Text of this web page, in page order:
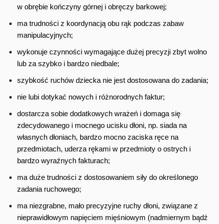
w obrębie kończyny górnej i obręczy barkowej;
ma trudności z koordynacją obu rąk podczas zabaw
manipulacyjnych;
wykonuje czynności wymagające dużej precyzji zbyt wolno
lub za szybko i bardzo niedbale;
szybkość ruchów dziecka nie jest dostosowana do zadania;
nie lubi dotykać nowych i różnorodnych faktur;
dostarcza sobie dodatkowych wrażeń i domaga się
zdecydowanego i mocnego ucisku dłoni, np. siada na
własnych dłoniach, bardzo mocno zaciska ręce na
przedmiotach, uderza rękami w przedmioty o ostrych i
bardzo wyraźnych fakturach;
ma duże trudności z dostosowaniem siły do określonego
zadania ruchowego;
ma niezgrabne, mało precyzyjne ruchy dłoni, związane z
nieprawidłowym napięciem mięśniowym (nadmiernym bądź